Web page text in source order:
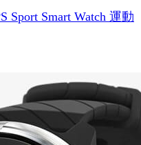
Sport Smart Watch 運動